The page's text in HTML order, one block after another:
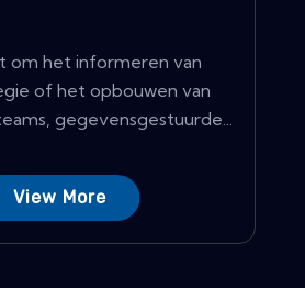
om het informeren van
of het opbouwen van
gegevensgestuurde...
View More